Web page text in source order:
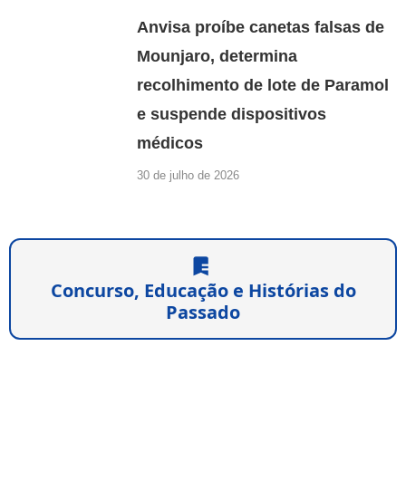
Anvisa proíbe canetas falsas de
Mounjaro, determina
recolhimento de lote de Paramol
e suspende dispositivos
médicos
30 de julho de 2026
Concurso, Educação e Histórias do
Passado